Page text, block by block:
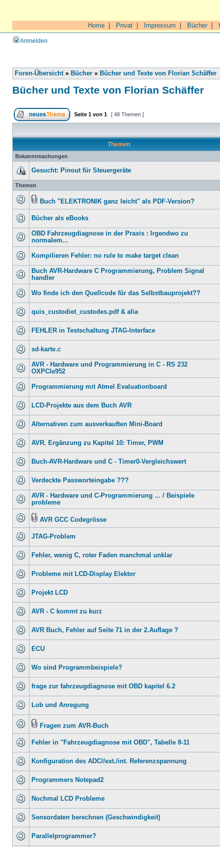
Home Privat Impressum Bücher|
Anmelden
Foren-Übersicht» Bücher » Bücher und Texte von Florian Schäffer
Bücher und Texte von Florian Schäffer
Seite 1 von 1 [ 48 Themen ]
Themen
Bekanntmachungen
Gesucht: Pinout für Steuergeräte
Themen
Buch "ELEKTRONIK ganz leicht" als PDF-Version?
Bücher als eBooks
OBD Fahrzeugdiagnose in der Praxis : Irgendwo zu
normalem...
Kompilieren Fehler: no rule to make target clean
Buch AVR-Hardware C Programmierung, Problem Signal
handler
Wo finde ich den Quellcode für das Selbstbauprojekt??
quis_custodiet_custodes.pdf & alia
FEHLER in Testschaltung JTAG-Interface
sd-karte.c
AVR - Hardware und Programmierung in C - RS 232
OXPCIe952
Programmierung mit Atmel Evaluationboard
LCD-Projekte aus dem Buch AVR
Alternativen zum ausverkauften Mini-Board
AVR. Ergänzung zu Kapitel 10: Timer, PWM
Buch-AVR-Hardware und C - Timer0-Vergleichswert
Verdeckte Passworteingabe ???
AVR - Hardware und C-Programmierung ... / Beispiele
probleme
AVR GCC Codegrösse
JTAG-Problem
Fehler, wenig C, roter Faden manchmal unklar
Probleme mit LCD-Display Elektor
Projekt LCD
AVR - C kommt zu kurz
AVR Buch, Fehler auf Seite 71 in der 2.Auflage ?
ECU
Wo sind Programmbeispiele?
frage zur fahrzeugdiagnose mit OBD kapitel 6.2
Lob und Anregung
Fragen zum AVR-Buch
Fehler in "Fahrzeugdiagnose mit OBD", Tabelle 8-11
Konfiguration des ADC//ext./int. Referenzspannung
Programmers Notepad2
Nochmal LCD Probleme
Sensordaten berechnen (Geschwindigkeit)
Parallelprogrammer?